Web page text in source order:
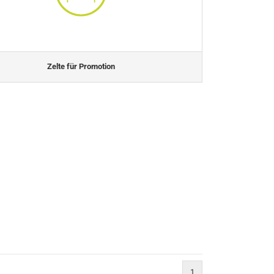
Zelte für Promotion
1